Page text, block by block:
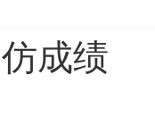
成绩